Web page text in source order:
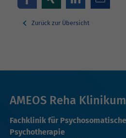
Zurück zur Übersicht
AMEOS Reha
Fachklinik für
Psychotherapie